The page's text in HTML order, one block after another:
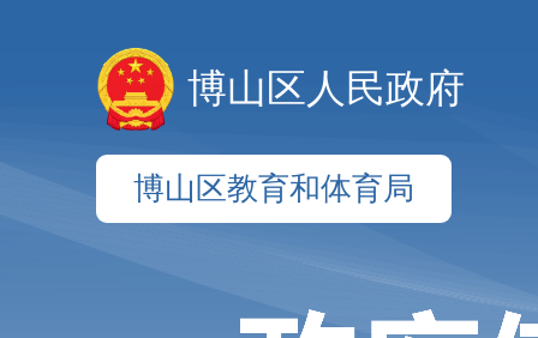
博山区人民政府
博山区教育和体育局